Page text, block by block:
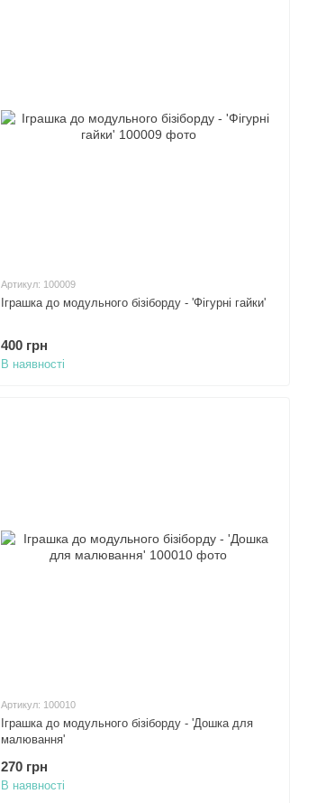
Артикул: 100009
Іграшка до модульного бізіборду - 'Фігурні гайки'
400 грн
В наявності
Артикул: 100010
Іграшка до модульного бізіборду - 'Дошка для
малювання'
270 грн
В наявності